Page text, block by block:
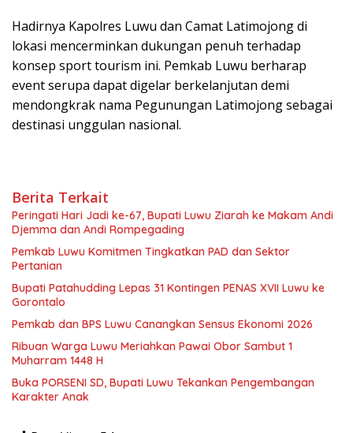
​Hadirnya Kapolres Luwu dan Camat Latimojong di
lokasi mencerminkan dukungan penuh terhadap
konsep sport tourism ini. Pemkab Luwu berharap
event serupa dapat digelar berkelanjutan demi
mendongkrak nama Pegunungan Latimojong sebagai
destinasi unggulan nasional.
Berita Terkait
Peringati Hari Jadi ke-67, Bupati Luwu Ziarah ke Makam Andi
Djemma dan Andi Rompegading
Pemkab Luwu Komitmen Tingkatkan PAD dan Sektor
Pertanian
Bupati Patahudding Lepas 31 Kontingen PENAS XVII Luwu ke
Gorontalo
Pemkab dan BPS Luwu Canangkan Sensus Ekonomi 2026
Ribuan Warga Luwu Meriahkan Pawai Obor Sambut 1
Muharram 1448 H
Buka PORSENI SD, Bupati Luwu Tekankan Pengembangan
Karakter Anak